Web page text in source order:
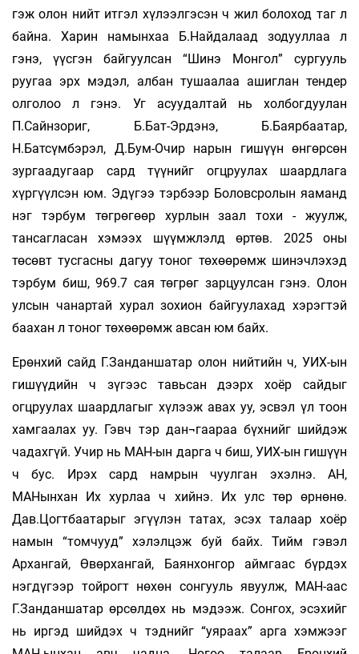
гэж олон нийт итгэл хүлээлгэсэн ч жил болоход таг л
байна. Харин намынхаа Б.Найдалаад зодууллаа л
гэнэ, үүсгэн байгуулсан “Шинэ Монгол” сургууль
руугаа эрх мэдэл, албан тушаалаа ашиглан тендер
олголоо л гэнэ. Уг асуудалтай нь холбогдуулан
П.Сайнзориг, Б.Бат-Эрдэнэ, Б.Баярбаатар,
Н.Батсүмбэрэл, Д.Бум-Очир нарын гишүүн өнгөрсөн
зургаадугаар сард түүнийг огцруулах шаардлага
хүргүүлсэн юм. Эдүгээ тэрбээр Боловсролын яаманд
нэг тэрбум төгрөгөөр хурлын заал тохи - жуулж,
тансагласан хэмээх шүүмжлэлд өртөв. 2025 оны
төсөвт тусгасны дагуу тоног төхөөрөмж шинэчлэхэд
тэрбум биш, 969.7 сая төгрөг зарцуулсан гэнэ. Олон
улсын чанартай хурал зохион байгуулахад хэрэгтэй
баахан л тоног төхөөрөмж авсан юм байх.
Ерөнхий сайд Г.Занданшатар олон нийтийн ч, УИХ-ын
гишүүдийн ч зүгээс тавьсан дээрх хоёр сайдыг
огцруулах шаардлагыг хүлээж авах уу, эсвэл үл тоон
хамгаалах уу. Гэвч тэр дан¬гаараа бүхнийг шийдэж
чадахгүй. Учир нь МАН-ын дарга ч биш, УИХ-ын гишүүн
ч бус. Ирэх сард намрын чуулган эхэлнэ. АН,
МАНынхан Их хурлаа ч хийнэ. Их улс төр өрнөнө.
Дав.Цогтбаатарыг эгүүлэн татах, эсэх талаар хоёр
намын “томчууд” хэлэлцэж буй байх. Тийм гэвэл
Архангай, Өвөрхангай, Баянхонгор аймгаас бүрдэх
нэгдүгээр тойрогт нөхөн сонгууль явуулж, МАН-аас
Г.Занданшатар өрсөлдөх нь мэдээж. Сонгох, эсэхийг
нь иргэд шийдэх ч тэднийг “уяраах” арга хэмжээг